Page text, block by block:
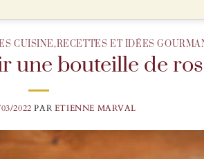
CUISINE,RECETTES ET IDÉES
une bouteille de
2022 PAR ETIENNE MARVAL